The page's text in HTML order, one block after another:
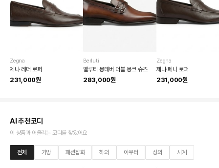
Zegna
제냐 레더 로퍼
231,000원
Berluti
벨루티 몽테버 더블 몽크 슈즈
283,000원
Zegna
제냐 페니 로퍼
231,000원
AI 추천코디
이 상품과 어울리는 코디를 찾았어요
전체 가방 패션잡화 하의 아우터 상의 시계